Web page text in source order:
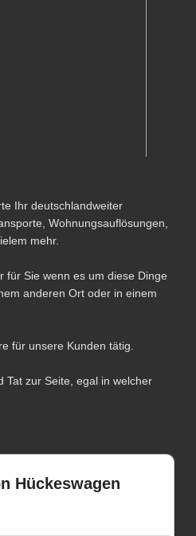
Ihr deutschlandweiter
Wohnungsauflösungen,
mehr.
für Sie wenn es um diese Dinge
anderen Ort oder in einem
für unsere Kunden tätig.
Tat zur Seite, egal in welcher
Hückeswagen